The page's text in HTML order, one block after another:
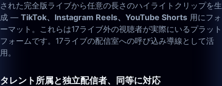
された完全版ライブから任意の長さのハイライトクリップを生
成 — TikTok、Instagram Reels、YouTube Shorts 用にフォ
ーマット。これらは17ライブ外の視聴者が実際にいるプラット
フォームです。17ライブの配信室への呼び込み導線として活
用。
タレント所属と独立配信者、同等に対応